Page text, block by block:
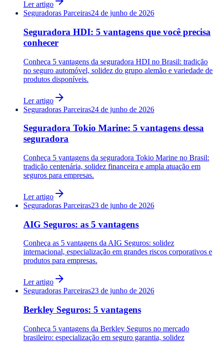
Ler artigo
Seguradoras Parceiras24 de junho de 2026
Seguradora HDI: 5 vantagens que você precisa
conhecer
Conheça 5 vantagens da seguradora HDI no Brasil: tradição
no seguro automóvel, solidez do grupo alemão e variedade de
produtos disponíveis.
Ler artigo
Seguradoras Parceiras24 de junho de 2026
Seguradora Tokio Marine: 5 vantagens dessa
seguradora
Conheça 5 vantagens da seguradora Tokio Marine no Brasil:
tradição centenária, solidez financeira e ampla atuação em
seguros para empresas.
Ler artigo
Seguradoras Parceiras23 de junho de 2026
AIG Seguros: as 5 vantagens
Conheça as 5 vantagens da AIG Seguros: solidez
internacional, especialização em grandes riscos corporativos e
produtos para empresas.
Ler artigo
Seguradoras Parceiras23 de junho de 2026
Berkley Seguros: 5 vantagens
Conheça 5 vantagens da Berkley Seguros no mercado
brasileiro: especialização em seguro garantia, solidez